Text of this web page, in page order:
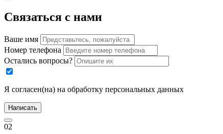
Связаться с нами
Ваше имя
Номер телефона
Остались вопросы?
Я согласен(на) на обработку персональных данных
Написать
02